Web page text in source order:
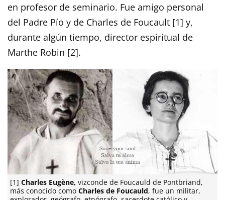
en profesor de seminario. Fue amigo personal
del Padre Pío y de Charles de Foucault [1] y,
durante algún tiempo, director espiritual de
Marthe Robin [2].
[1] Charles Eugène, vizconde de Foucauld de Pontbriand,
más conocido como Charles de Foucauld, fue un militar,